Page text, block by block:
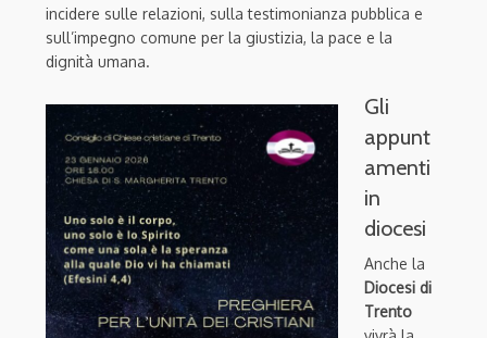
incidere sulle relazioni, sulla testimonianza pubblica e
sull’impegno comune per la giustizia, la pace e la
dignità umana.
Gli
appunt
amenti
in
diocesi
Anche la
Diocesi di
Trento